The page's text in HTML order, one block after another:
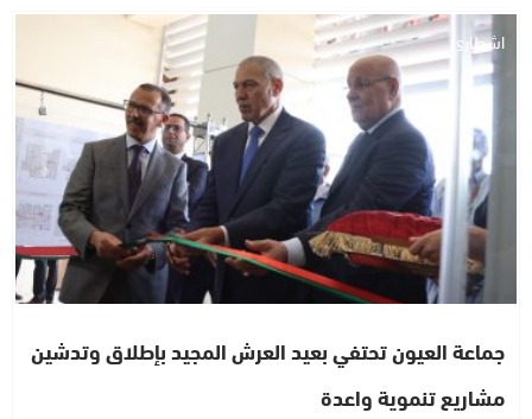
اشطاري
جماعة العيون تحتفي بعيد العرش المجيد بإطلاق وتدشين
مشاريع تنموية واعدة